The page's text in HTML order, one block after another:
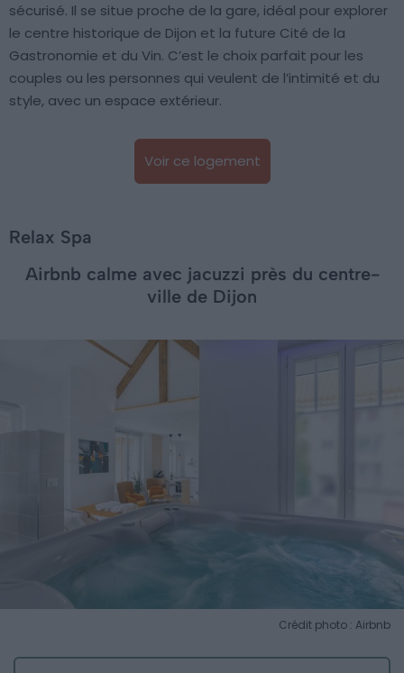
sécurisé. Il se situe proche de la gare, idéal pour explorer
le centre historique de Dijon et la future Cité de la
Gastronomie et du Vin. C’est le choix parfait pour les
couples ou les personnes qui veulent de l’intimité et du
style, avec un espace extérieur.
Voir ce logement
Relax Spa
Airbnb calme avec jacuzzi près du centre-
ville de Dijon
Crédit photo : Airbnb